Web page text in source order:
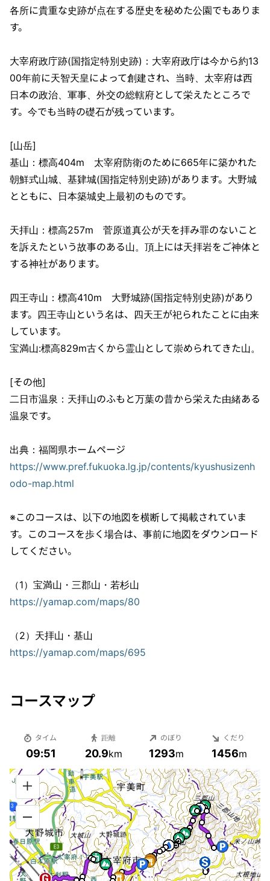
各所に貴重な史跡が点在する歴史を秘めた公園でもありま
す。
大宰府政庁跡(国指定特別史跡)：大宰府政庁は今から約13
00年前に天智天皇によって創建され、当時、太宰府は西
日本の政治、軍事、外交の総轄府として栄えたところで
す。今でも当時の礎石が残っています。
[山岳]
基山：標高404m 太宰府防衛のために665年に築かれた
朝鮮式山城、基肄城(国指定特別史跡)があります。大野城
とともに、日本築城史上最初のものです。
天拝山：標高257m 菅原道真公が天を拝み罪のないこと
を訴えたという故事のある山。頂上には天拝岩をご神体と
する神社があります。
四王寺山：標高410m 大野城跡(国指定特別史跡)があり
ます。四王寺山という名は、四天王が祀られたことに由来
しています。
宝満山:標高829m古くから霊山として崇められてきた山。
[その他]
二日市温泉：天拝山のふもと万葉の昔から栄えた由緒ある
温泉です。
https://www.pref.fukuoka.lg.jp/contents/kyushusizenh
odo-map.html
※このコースは、以下の地図を横断して掲載されていま
す。このコースを歩く場合は、事前に地図をダウンロード
してください。
https://yamap.com/maps/80
https://yamap.com/maps/695
コースマップ
タイム
09:51
距離
20.9km
のぼり
1293m
くだり
1456m